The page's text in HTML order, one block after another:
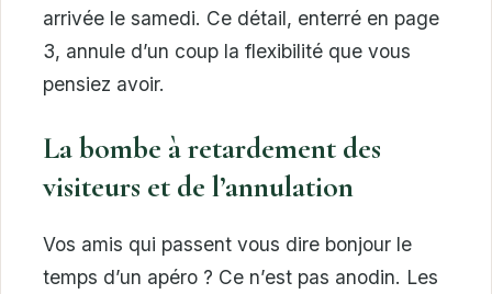
arrivée le samedi. Ce détail, enterré en page
3, annule d’un coup la flexibilité que vous
pensiez avoir.
La bombe à retardement des
visiteurs et de l’annulation
Vos amis qui passent vous dire bonjour le
temps d’un apéro ? Ce n’est pas anodin. Les